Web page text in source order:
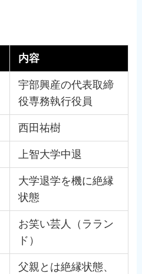
内容
宇部興産の代表取締
役専務執行役員
西田祐樹
上智大学中退
大学退学を機に絶縁
状態
お笑い芸人（ララン
ド）
父親とは絶縁状態、